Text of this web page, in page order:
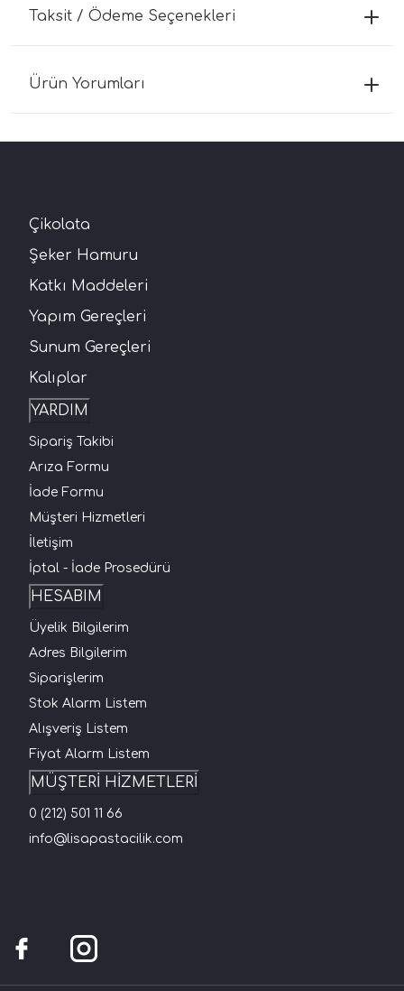
Taksit / Ödeme Seçenekleri
Ürün Yorumları
Çikolata
Şeker Hamuru
Katkı Maddeleri
Yapım Gereçleri
Sunum Gereçleri
Kalıplar
YARDIM
Sipariş Takibi
Arıza Formu
İade Formu
Müşteri Hizmetleri
İletişim
İptal - İade Prosedürü
HESABIM
Üyelik Bilgilerim
Adres Bilgilerim
Siparişlerim
Stok Alarm Listem
Alışveriş Listem
Fiyat Alarm Listem
MÜŞTERİ HİZMETLERİ
0 (212) 501 11 66
info@lisapastacilik.com